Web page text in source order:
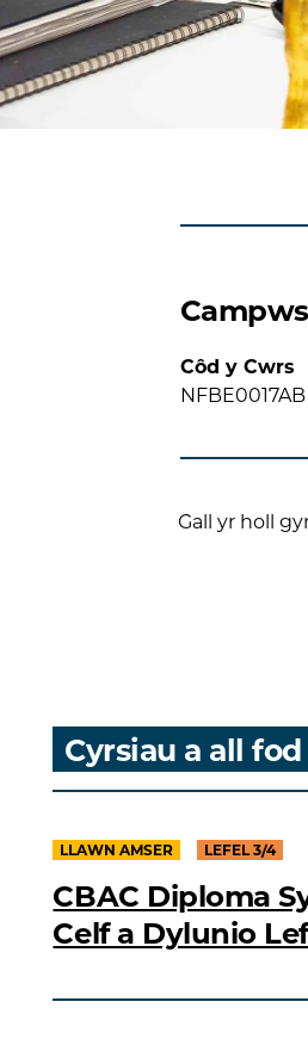
Côd y Cwrs
NFBE0017AB
Gall yr holl
Cyrsiau a all
LLAWN AMSER LEFEL 3/4
CBAC Diploma
Celf a Dylunio